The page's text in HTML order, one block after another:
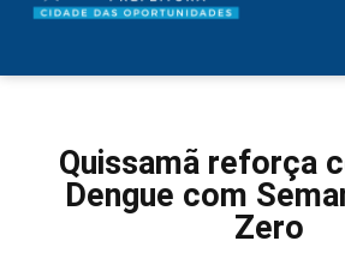
Quissamã reforça
Dengue com
Zero